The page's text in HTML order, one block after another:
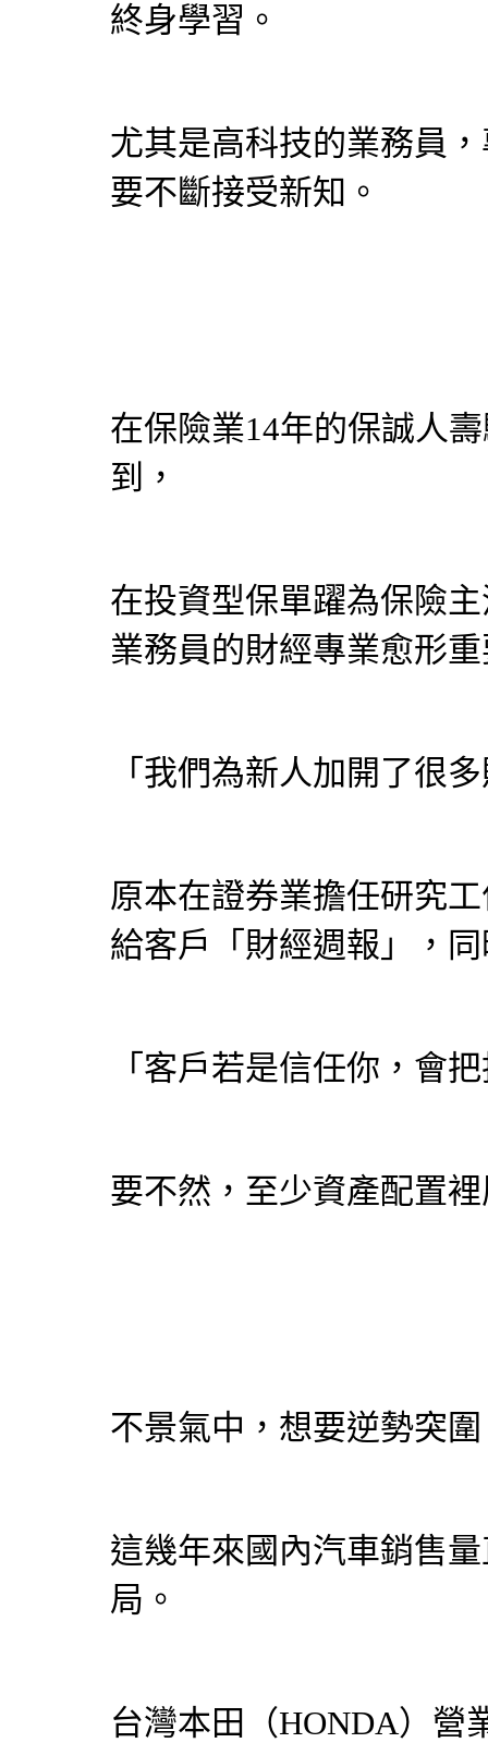
終身學習。
尤其是高科技的業務員
要不斷接受新知。
在保險業14年的保誠人
到，
在投資型保單躍為保險
業務員的財經專業愈形
「我們為新人加開了很
原本在證券業擔任研究
給客戶「財經週報」，
「客戶若是信任你，會
要不然，至少資產配置
不景氣中，想要逆勢突
這幾年來國內汽車銷售
局。
台灣本田（HONDA）營